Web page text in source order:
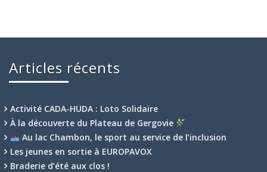
Articles récents
Activité CADA-HUDA : Loto Solidaire
À la découverte du Plateau de Gergovie
Au lac Chambon, le sport au service de l’inclusion
Les jeunes en sortie à EUROPAVOX
Braderie d’été aux clos !